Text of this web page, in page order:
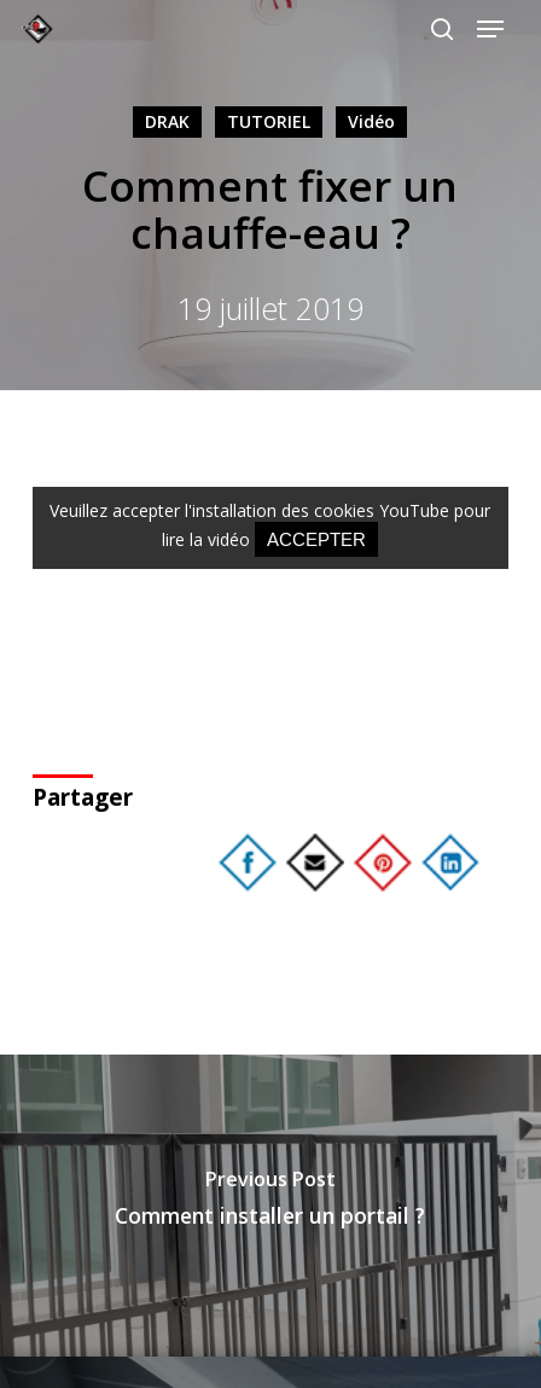
DRAK TUTORIEL Vidéo
Comment fixer un
chauffe-eau ?
19 juillet 2019
ACCEPTER
Partager
Previous Post
Comment installer un portail ?
Gérer mes préférences